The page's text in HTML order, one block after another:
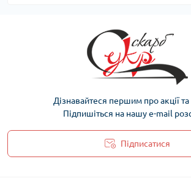
Дізнавайтеся першим про акції
Підпишіться на нашу e-mail
Підписатися